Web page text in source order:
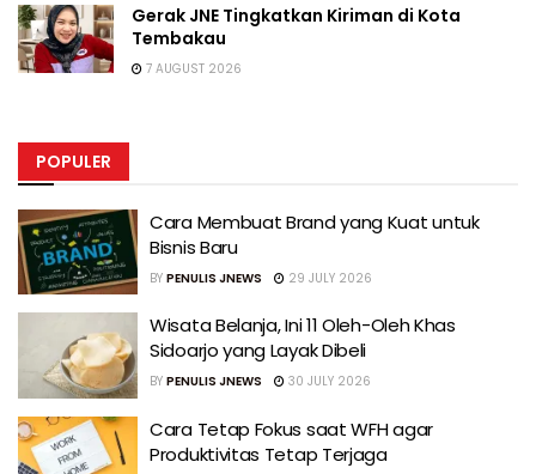
Gerak JNE Tingkatkan Kiriman di Kota
Tembakau
7 AUGUST 2026
POPULER
Cara Membuat Brand yang Kuat untuk
Bisnis Baru
BY PENULIS JNEWS 29 JULY 2026
Wisata Belanja, Ini 11 Oleh-Oleh Khas
Sidoarjo yang Layak Dibeli
BY PENULIS JNEWS 30 JULY 2026
Cara Tetap Fokus saat WFH agar
Produktivitas Tetap Terjaga